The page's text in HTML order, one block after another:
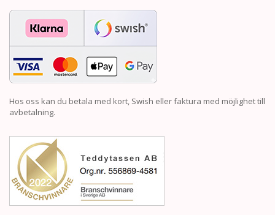
Hos oss kan du betala med kort, Swish eller faktura med möjlighet till
avbetalning.